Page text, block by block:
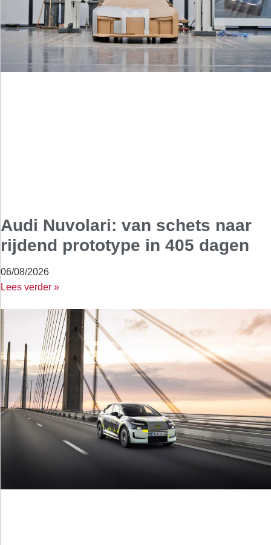
Audi Nuvolari: van schets naar
rijdend prototype in 405 dagen
06/08/2026
Lees verder »